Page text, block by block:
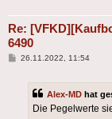
Re:
6490
Beitrag
26.11.2022, 11:54
Alex-MD hat
Die Pegelwerte